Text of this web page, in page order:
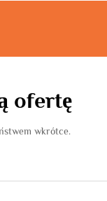
ofertę
wkrótce.